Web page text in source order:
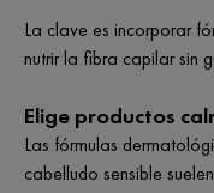
La clave es incorporar
nutrir la fibra capilar sin
Elige productos
Las fórmulas
cabelludo sensible